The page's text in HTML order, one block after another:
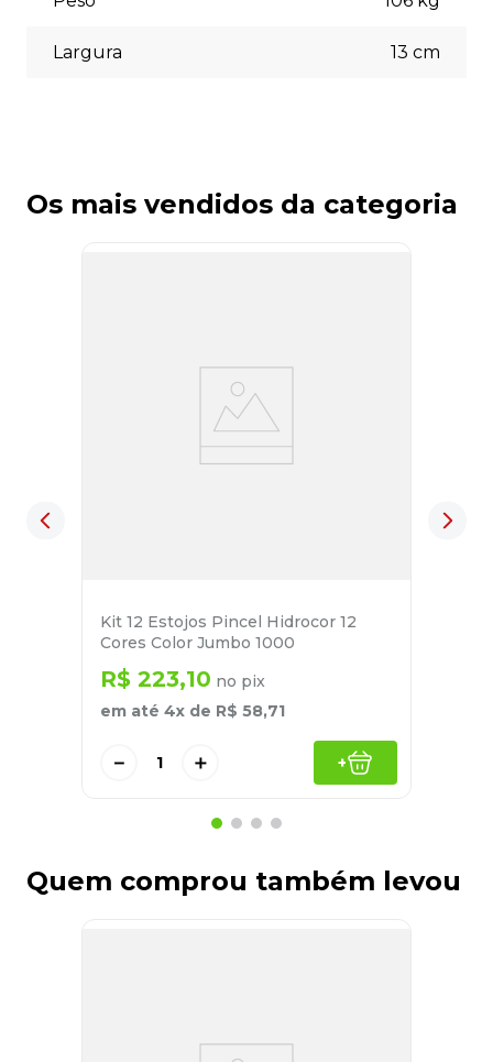
Largura 13 cm
Os mais vendidos da categoria
Kit 12 Estojos Pincel Hidrocor 12
Cores Color Jumbo 1000
R$ 223,10 no pix
em até 4x de R$ 58,71
＋
－ +
Quem comprou também levou